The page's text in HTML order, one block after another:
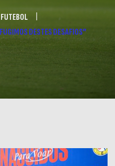
FUTEBOL
DESTES DESAFIOS”